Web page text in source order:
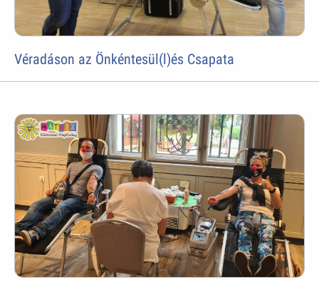
Véradáson az Önkéntesül(l)és Csapata